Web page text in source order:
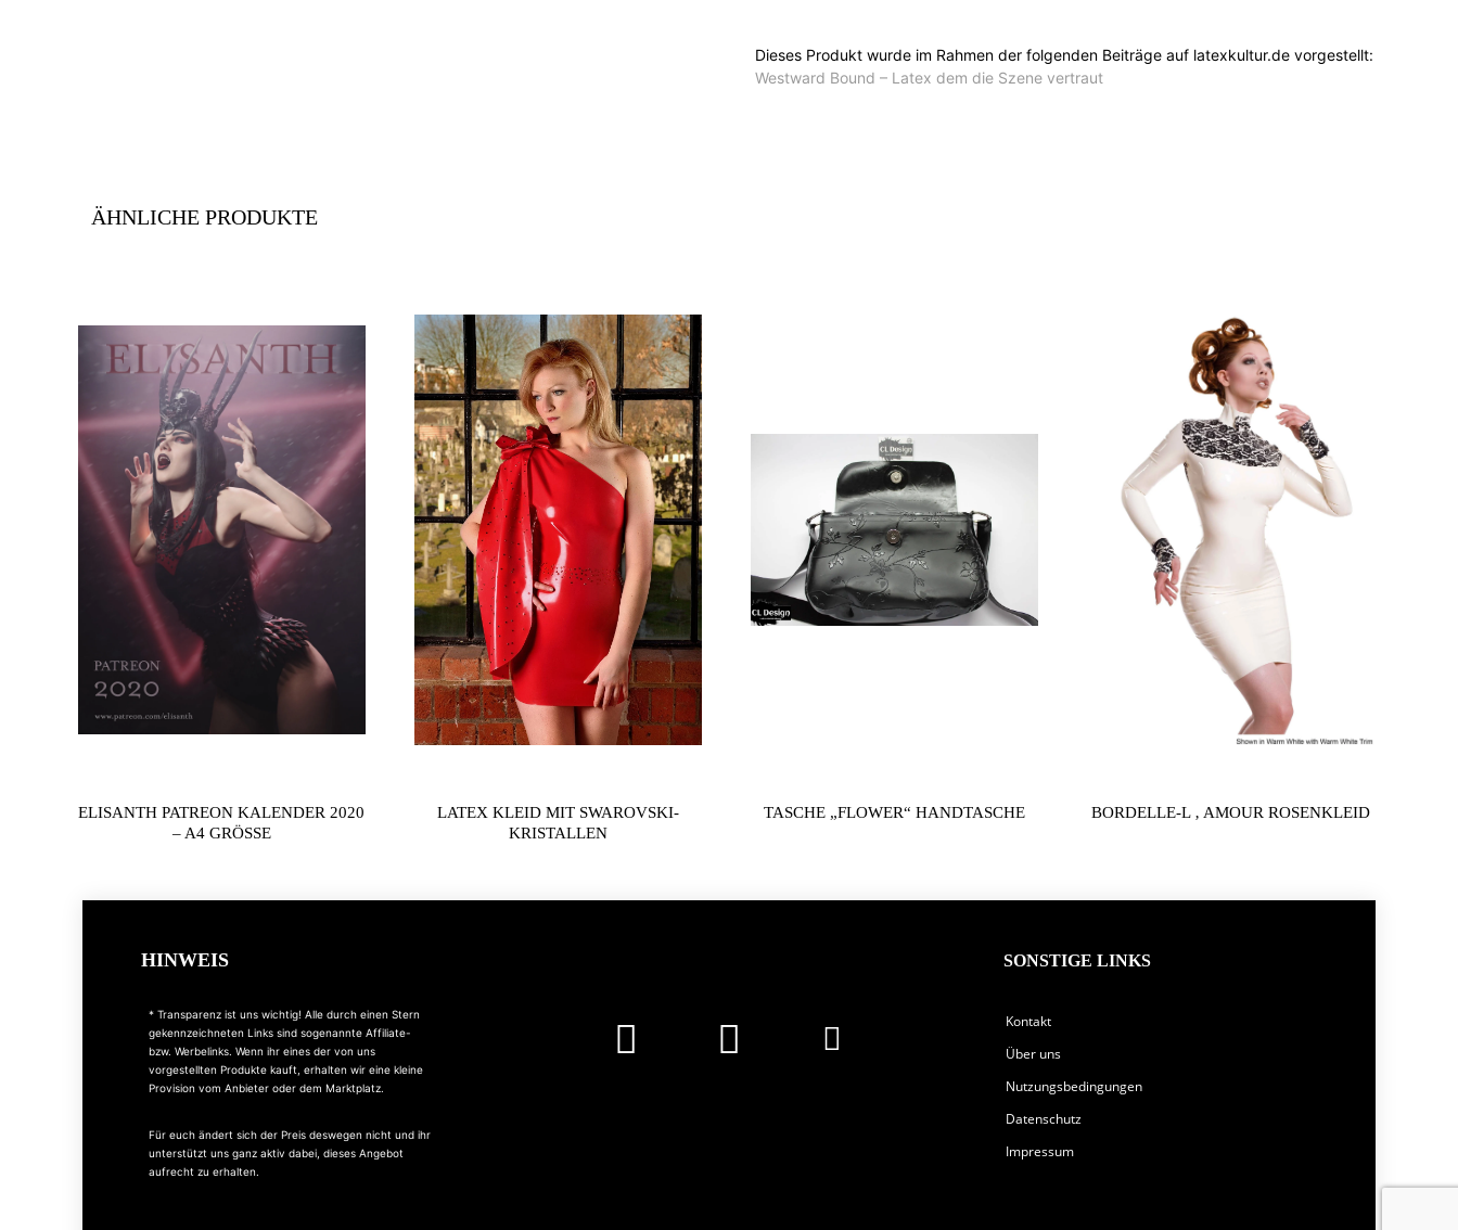
Dieses Produkt wurde im Rahmen der folgenden Beiträge auf latexkultur.de vorgestellt:
Westward Bound – Latex dem die Szene vertraut
ÄHNLICHE PRODUKTE
ELISANTH PATREON KALENDER 2020
– A4 GRÖSSE
LATEX KLEID MIT SWAROVSKI-
KRISTALLEN
TASCHE „FLOWER“ HANDTASCHE BORDELLE-L ‚ AMOUR ROSENKLEID
HINWEIS
* Transparenz ist uns wichtig! Alle durch einen Stern
gekennzeichneten Links sind sogenannte Affiliate-
bzw. Werbelinks. Wenn ihr eines der von uns
vorgestellten Produkte kauft, erhalten wir eine kleine
Provision vom Anbieter oder dem Marktplatz.
Für euch ändert sich der Preis deswegen nicht und ihr
unterstützt uns ganz aktiv dabei, dieses Angebot
aufrecht zu erhalten.
SONSTIGE LINKS
Kontakt
Über uns
Nutzungsbedingungen
Datenschutz
Impressum